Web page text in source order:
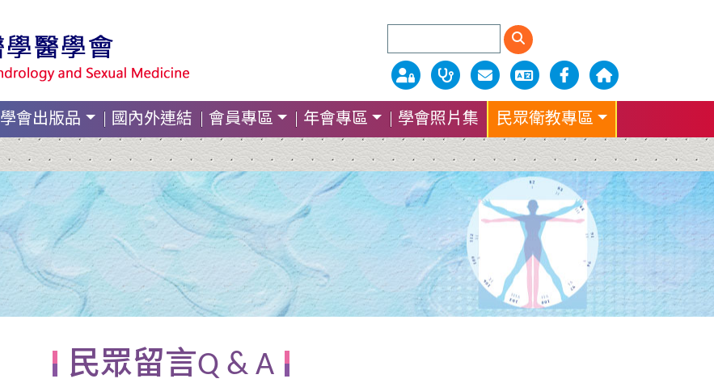
學會出版品 國內外連結 會員專區 年會專區 學會照片集 民眾衛教專區
民眾留言Q & A